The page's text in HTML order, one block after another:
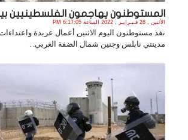
المستوطنون يهاجمون الفلسطينيين
الأثنين , 28 فـبـرايـر , 2022 الساعة 6:17:05 PM
نفذ مستوطنون اليوم الاثنين أعمال عربدة
مدينتي نابلس وجنين شمال الضفة الغربي. .